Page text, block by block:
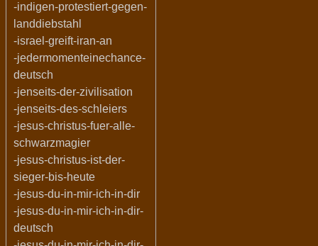
-indigen-protestiert-gegen-
landdiebstahl
-israel-greift-iran-an
-jedermomenteinechance-
deutsch
-jenseits-der-zivilisation
-jenseits-des-schleiers
-jesus-christus-fuer-alle-
schwarzmagier
-jesus-christus-ist-der-
sieger-bis-heute
-jesus-du-in-mir-ich-in-dir
-jesus-du-in-mir-ich-in-dir-
deutsch